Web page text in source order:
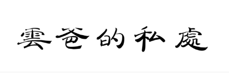
primary
navigation
content
primary
sidebar